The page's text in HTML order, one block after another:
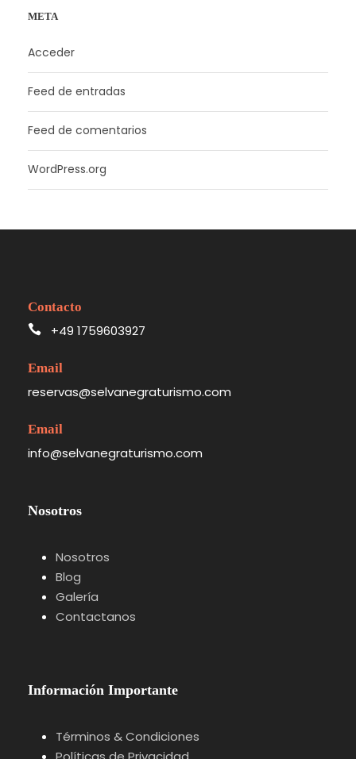
META
Acceder
Feed de entradas
Feed de comentarios
WordPress.org
Contacto
+49 1759603927
Email
reservas@selvanegraturismo.com
Email
info@selvanegraturismo.com
Nosotros
Nosotros
Blog
Galería
Contactanos
Información Importante
Términos & Condiciones